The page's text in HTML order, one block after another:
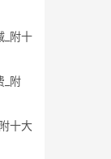
_附十
_附
十大